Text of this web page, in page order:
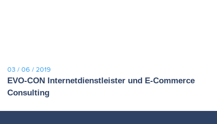
03 / 06 / 2019
EVO-CON Internetdienstleister und E-Commerce
Consulting